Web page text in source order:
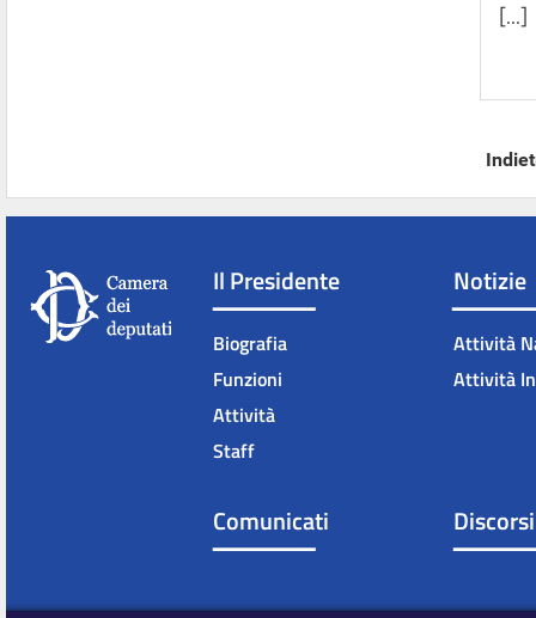
[...]
Il Presidente
Biografia
Funzioni
Attività
Staff
Notizie
Attività
Attività
Comunicati Discorsi